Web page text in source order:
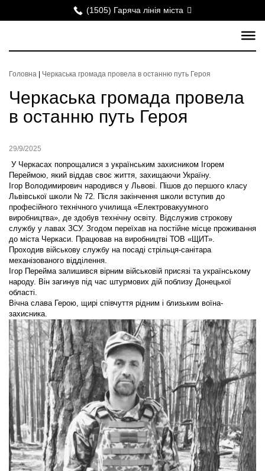
(1505) Гаряча лінія міста
Головна Черкаська громада провела в останню путь Героя
Черкаська громада провела
в останню путь Героя
29/9/2025
У Черкасах попрощалися з українським захисником Ігорем
Переймою, який віддав своє життя, захищаючи Україну.
Ігор Володимирович народився у Львові. Пішов до першого класу
Львівської школи № 72. Після закінчення школи вступив до
професійного технічного училища «Електровакуумного
виробництва», де здобув технічну освіту. Відслужив строкову
службу у лавах ЗСУ. Згодом переїхав на постійне місце проживання
до міста Черкаси. Працював на виробництві ТОВ «ЩИТ».
Проходив військову службу на посаді стрільця-санітара
механізованого відділення.
Ігор Перейма залишився вірним військовій присязі та українському
народу. Він загинув під час штурмових дій поблизу Донецької
області.
Вічна слава Герою, щирі співчуття рідним і близьким воїна-
захисника.